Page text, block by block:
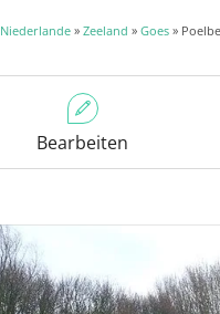
Niederlande » Zeeland » Goes »
Bearbeiten